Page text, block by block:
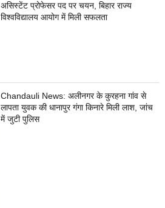
असिस्टेंट प्रोफेसर पद पर चयन, बिहार राज्य
विश्वविद्यालय आयोग में मिली सफलता
Chandauli News: अलीनगर के कुरहना गांव से
लापता युवक की धानापुर गंगा किनारे मिली लाश, जांच
में जुटी पुलिस